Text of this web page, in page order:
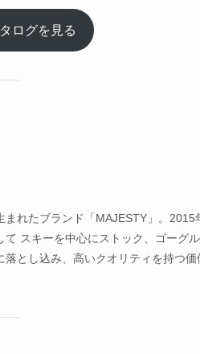
ログを見る
れたブランド「MAJESTY」。2015
スキーを中心にストック、ゴーグ
とし込み、高いクオリティを持つ